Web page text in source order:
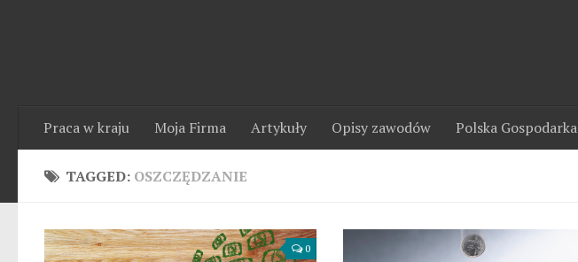
Praca w kraju Moja Firma Artykuły Opisy zawodów Polska Gospodarka
TAGGED: OSZCZĘDZANIE
0